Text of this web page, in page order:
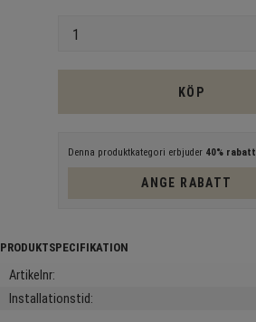
KÖP
Denna produktkategori erbjuder 40% rabatt
ANGE RABATT
Artikelnr
Installationstid